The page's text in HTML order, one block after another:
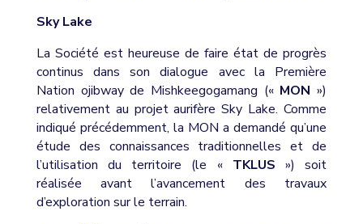
Sky Lake
La Société est heureuse de faire état de progrès
continus dans son dialogue avec la Première
Nation ojibway de Mishkeegogamang (« MON »)
relativement au projet aurifère Sky Lake. Comme
indiqué précédemment, la MON a demandé qu’une
étude des connaissances traditionnelles et de
l’utilisation du territoire (le « TKLUS ») soit
réalisée avant l’avancement des travaux
d’exploration sur le terrain.